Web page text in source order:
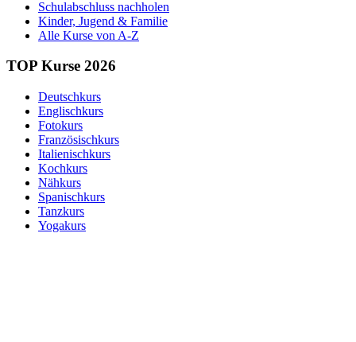
Schulabschluss nachholen
Kinder, Jugend & Familie
Alle Kurse von A-Z
TOP Kurse 2026
Deutschkurs
Englischkurs
Fotokurs
Französischkurs
Italienischkurs
Kochkurs
Nähkurs
Spanischkurs
Tanzkurs
Yogakurs